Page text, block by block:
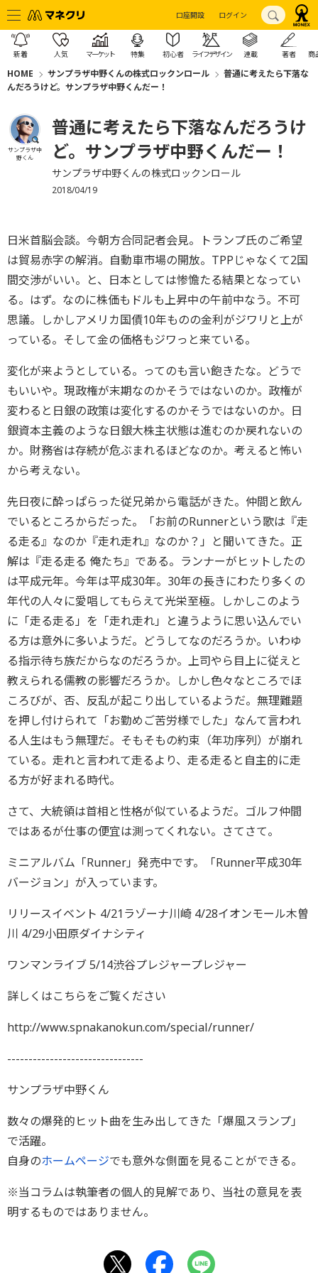
口座開設 ログイン
新着 人気 マーケット 特集 初心者 ライフデザイン 連載 著者 商
HOME サンプラザ中野くんの株式ロックンロール
普通に考えたら下落な
んだろうけど。サンプラザ中野くんだー！
サンプラザ中
野くん
普通に考えたら下落なんだろうけ
ど。サンプラザ中野くんだー！
サンプラザ中野くんの株式ロックンロール
2018/04/19
日米首脳会談。今朝方合同記者会見。トランプ氏のご希望
は貿易赤字の解消。自動車市場の開放。TPPじゃなくて2国
間交渉がいい。と、日本としては惨憺たる結果となってい
る。はず。なのに株価もドルも上昇中の午前中なう。不可
思議。しかしアメリカ国債10年ものの金利がジワリと上が
っている。そして金の価格もジワっと来ている。
変化が来ようとしている。ってのも言い飽きたな。どうで
もいいや。現政権が末期なのかそうではないのか。政権が
変わると日銀の政策は変化するのかそうではないのか。日
銀資本主義のような日銀大株主状態は進むのか戻れないの
か。財務省は存続が危ぶまれるほどなのか。考えると怖い
から考えない。
先日夜に酔っぱらった従兄弟から電話がきた。仲間と飲ん
でいるところからだった。「お前のRunnerという歌は『走
る走る』なのか『走れ走れ』なのか？」と聞いてきた。正
解は『走る走る 俺たち』である。ランナーがヒットしたの
は平成元年。今年は平成30年。30年の長きにわたり多くの
年代の人々に愛唱してもらえて光栄至極。しかしこのよう
に「走る走る」を「走れ走れ」と違うように思い込んでい
る方は意外に多いようだ。どうしてなのだろうか。いわゆ
る指示待ち族だからなのだろうか。上司やら目上に従えと
教えられる儒教の影響だろうか。しかし色々なところでほ
ころびが、否、反乱が起こり出しているようだ。無理難題
を押し付けられて「お勤めご苦労様でした」なんて言われ
る人生はもう無理だ。そもそもの約束（年功序列）が崩れ
ている。走れと言われて走るより、走る走ると自主的に走
る方が好まれる時代。
さて、大統領は首相と性格が似ているようだ。ゴルフ仲間
ではあるが仕事の便宜は測ってくれない。さてさて。
ミニアルバム「Runner」発売中です。「Runner平成30年
バージョン」が入っています。
リリースイベント 4/21ラゾーナ川崎 4/28イオンモール木曽
川 4/29小田原ダイナシティ
ワンマンライブ 5/14渋谷プレジャープレジャー
詳しくはこちらをご覧ください
http://www.spnakanokun.com/special/runner/
--------------------------------
サンプラザ中野くん
数々の爆発的ヒット曲を生み出してきた「爆風スランプ」
で活躍。
自身のホームページでも意外な側面を見ることができる。
※当コラムは執筆者の個人的見解であり、当社の意見を表
明するものではありません。